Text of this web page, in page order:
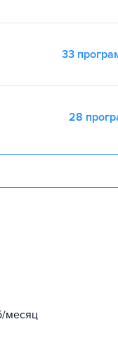
33
28
месяц